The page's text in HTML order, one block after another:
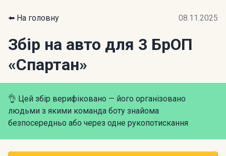
⬅️ На головну 08.11.2025
Збір на авто для 3 БрОП
«Спартан»
👌 Цей збір верифіковано — його організовано
людьми з якими команда боту знайома
безпосередньо або через одне рукопотискання